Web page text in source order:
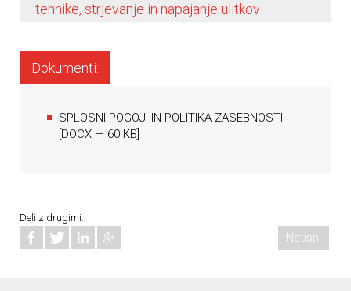
tehnike, strjevanje in napajanje ulitkov
Dokumenti:
SPLOSNI-POGOJI-IN-POLITIKA-ZASEBNOSTI
DOCX — 60 KB]
Deli z drugimi:
Natisni